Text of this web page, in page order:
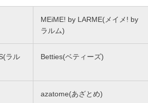
MEiME! by LARME(メイメ! by
ラルム)
ラル
Betties(ベティーズ)
azatome(あざとめ)